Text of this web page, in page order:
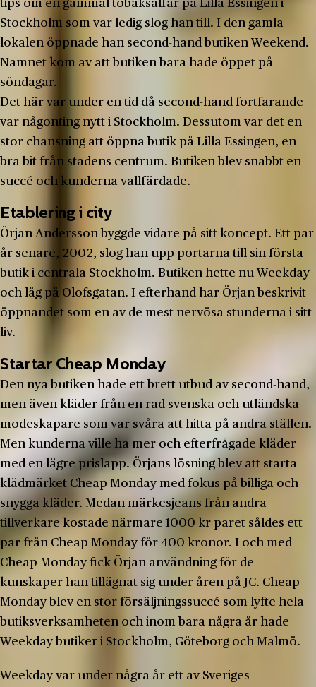
tips om en gammal tobaksaffär på Lilla Essingen i
Stockholm som var ledig slog han till. I den gamla
lokalen öppnade han second-hand butiken Weekend.
Namnet kom av att butiken bara hade öppet på
söndagar.
Det här var under en tid då second-hand fortfarande
var någonting nytt i Stockholm. Dessutom var det en
stor chansning att öppna butik på Lilla Essingen, en
bra bit från stadens centrum. Butiken blev snabbt en
succé och kunderna vallfärdade.
Etablering i city
Örjan Andersson byggde vidare på sitt koncept. Ett par
år senare, 2002, slog han upp portarna till sin första
butik i centrala Stockholm. Butiken hette nu Weekday
och låg på Olofsgatan. I efterhand har Örjan beskrivit
öppnandet som en av de mest nervösa stunderna i sitt
liv.
Startar Cheap Monday
Den nya butiken hade ett brett utbud av second-hand,
men även kläder från en rad svenska och utländska
modeskapare som var svåra att hitta på andra ställen.
Men kunderna ville ha mer och efterfrågade kläder
med en lägre prislapp. Örjans lösning blev att starta
klädmärket Cheap Monday med fokus på billiga och
snygga kläder. Medan märkesjeans från andra
tillverkare kostade närmare 1000 kr paret såldes ett
par från Cheap Monday för 400 kronor. I och med
Cheap Monday fick Örjan användning för de
kunskaper han tillägnat sig under åren på JC. Cheap
Monday blev en stor försäljningssuccé som lyfte hela
butiksverksamheten och inom bara några år hade
Weekday butiker i Stockholm, Göteborg och Malmö.
Weekday var under några år ett av Sveriges